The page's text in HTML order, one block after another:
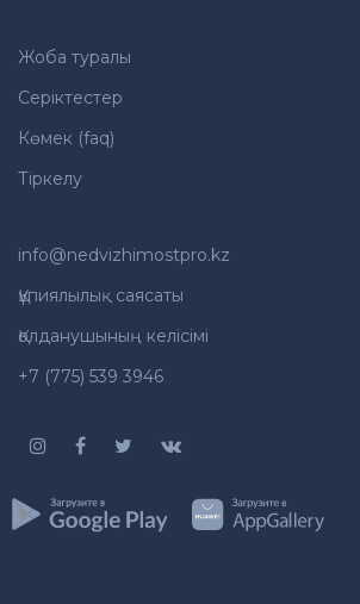
Жоба туралы
Серіктестер
Көмек (faq)
Тіркелу
info@nedvizhimostpro.kz
Құпиялылық саясаты
Қолданушының келісімі
+7 (775) 539 3946